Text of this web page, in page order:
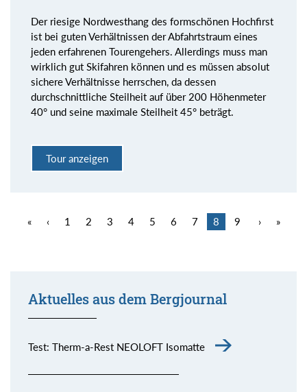
Der riesige Nordwesthang des formschönen Hochfirst
ist bei guten Verhältnissen der Abfahrtstraum eines
jeden erfahrenen Tourengehers. Allerdings muss man
wirklich gut Skifahren können und es müssen absolut
sichere Verhältnisse herrschen, da dessen
durchschnittliche Steilheit auf über 200 Höhenmeter
40° und seine maximale Steilheit 45° beträgt.
Tour anzeigen
« ‹ 1 2 3 4 5 6 7 8 9 › »
Aktuelles aus dem Bergjournal
Test: Therm-a-Rest NEOLOFT Isomatte